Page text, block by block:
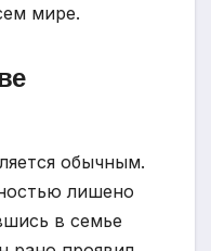
мире.
обычным.
лишено
в семье